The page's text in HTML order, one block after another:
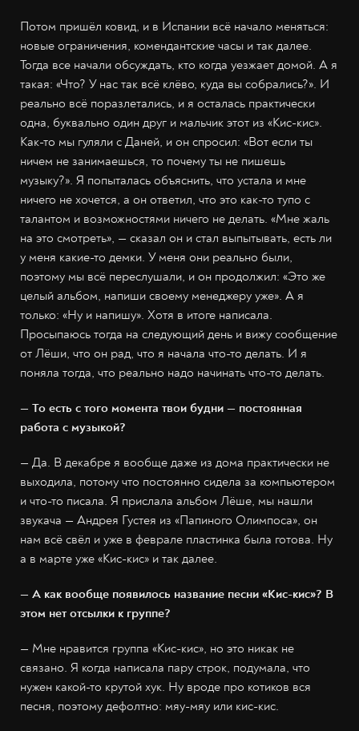
Потом пришёл ковид, и в Испании всё начало меняться:
новые ограничения, комендантские часы и так далее.
Тогда все начали обсуждать, кто когда уезжает домой. А я
такая: «Что? У нас так всё клёво, куда вы собрались?». И
реально всё поразлетались, и я осталась практически
одна, буквально один друг и мальчик этот из «Кис-кис».
Как-то мы гуляли с Даней, и он спросил: «Вот если ты
ничем не занимаешься, то почему ты не пишешь
музыку?». Я попыталась объяснить, что устала и мне
ничего не хочется, а он ответил, что это как-то тупо с
талантом и возможностями ничего не делать. «Мне жаль
на это смотреть», — сказал он и стал выпытывать, есть ли
у меня какие-то демки. У меня они реально были,
поэтому мы всё переслушали, и он продолжил: «Это же
целый альбом, напиши своему менеджеру уже». А я
только: «Ну и напишу». Хотя в итоге написала.
Просыпаюсь тогда на следующий день и вижу сообщение
от Лёши, что он рад, что я начала что-то делать. И я
поняла тогда, что реально надо начинать что-то делать.
— То есть с того момента твои будни — постоянная
работа с музыкой?
— Да. В декабре я вообще даже из дома практически не
выходила, потому что постоянно сидела за компьютером
и что-то писала. Я прислала альбом Лёше, мы нашли
звукача — Андрея Густея из «Папиного Олимпоса», он
нам всё свёл и уже в феврале пластинка была готова. Ну
а в марте уже «Кис-кис» и так далее.
— А как вообще появилось название песни «Кис-кис»? В
этом нет отсылки к группе?
— Мне нравится группа «Кис-кис», но это никак не
связано. Я когда написала пару строк, подумала, что
нужен какой-то крутой хук. Ну вроде про котиков вся
песня, поэтому дефолтно: мяу-мяу или кис-кис.